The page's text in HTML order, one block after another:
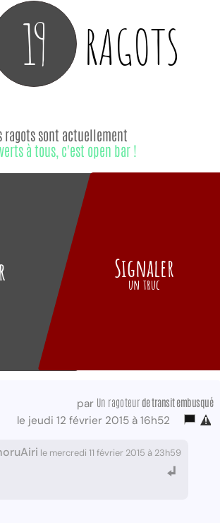
19 RAGOTS
ragots sont actuellement
à tous, c'est open bar !
Signaler
un truc
par Un ragoteur de transit embusqué
le jeudi 12 février 2015 à 16h52
le mercredi 11 février 2015 à 23h59